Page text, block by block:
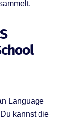
Language
kannst die